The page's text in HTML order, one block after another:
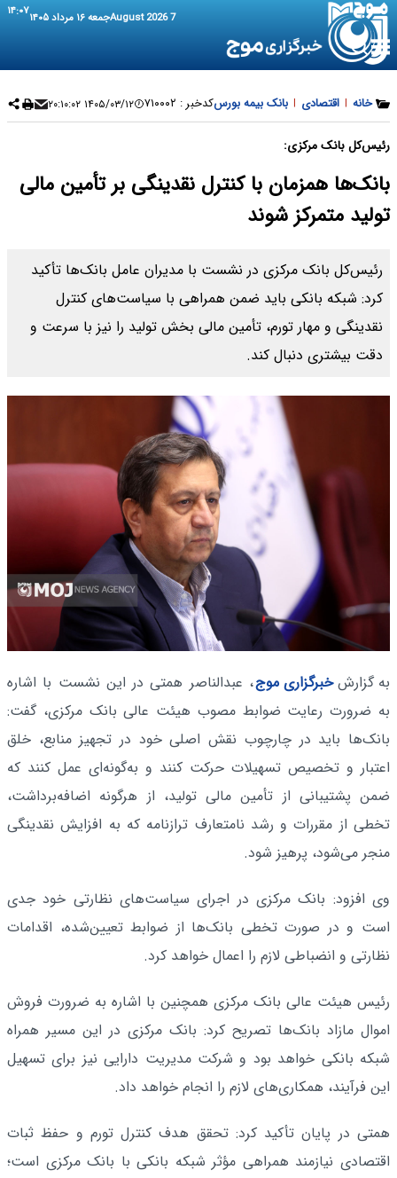
7 August 2026 جمعه ۱۶ مرداد ۱۴۰۵ ۱۴:۰۷
خانه | اقتصادی | بانک بیمه بورسکدخبر : ۷۱۰۰۰۲ ۱۴۰۵/۰۳/۱۲ ۲۰:۱۰:۰۲
رئیس‌کل بانک مرکزی:
بانک‌ها همزمان با کنترل نقدینگی بر تأمین مالی
تولید متمرکز شوند
رئیس‌کل بانک مرکزی در نشست با مدیران عامل بانک‌ها تأکید
کرد: شبکه بانکی باید ضمن همراهی با سیاست‌های کنترل
نقدینگی و مهار تورم، تأمین مالی بخش تولید را نیز با سرعت و
دقت بیشتری دنبال کند.
به گزارشخبرگزاری موج، عبدالناصر همتی در این نشست با اشاره
به ضرورت رعایت ضوابط مصوب هیئت عالی بانک مرکزی، گفت:
بانک‌ها باید در چارچوب نقش اصلی خود در تجهیز منابع، خلق
اعتبار و تخصیص تسهیلات حرکت کنند و به‌گونه‌ای عمل کنند که
ضمن پشتیبانی از تأمین مالی تولید، از هرگونه اضافه‌برداشت،
تخطی از مقررات و رشد نامتعارف ترازنامه که به افزایش نقدینگی
منجر می‌شود، پرهیز شود.
وی افزود: بانک مرکزی در اجرای سیاست‌های نظارتی خود جدی
است و در صورت تخطی بانک‌ها از ضوابط تعیین‌شده، اقدامات
نظارتی و انضباطی لازم را اعمال خواهد کرد.
رئیس هیئت عالی بانک مرکزی همچنین با اشاره به ضرورت فروش
اموال مازاد بانک‌ها تصریح کرد: بانک مرکزی در این مسیر همراه
شبکه بانکی خواهد بود و شرکت مدیریت دارایی نیز برای تسهیل
این فرآیند، همکاری‌های لازم را انجام خواهد داد.
همتی در پایان تأکید کرد: تحقق هدف کنترل تورم و حفظ ثبات
اقتصادی نیازمند همراهی مؤثر شبکه بانکی با بانک مرکزی است؛